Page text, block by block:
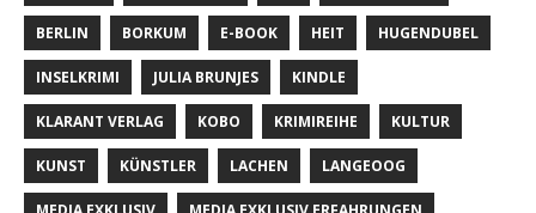
BERLIN BORKUM E-BOOK HEIT HUGENDUBEL
INSELKRIMI JULIA BRUNJES KINDLE
KLARANT VERLAG KOBO KRIMIREIHE KULTUR
KUNST KÜNSTLER LACHEN LANGEOOG